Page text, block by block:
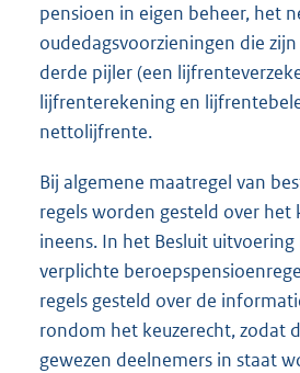
pensioen in eigen beheer, het
oudedagsvoorzieningen die
derde pijler (een
lijfrenterekening en
nettolijfrente.
Bij algemene maatregel van
regels worden gesteld over het
ineens. In het Besluit
verplichte
regels gesteld over de
rondom het keuzerecht, zodat
gewezen deelnemers in staat